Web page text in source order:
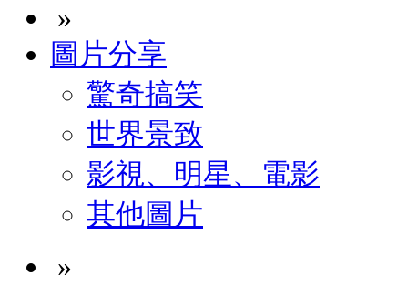
»
圖片分享
驚奇搞笑
世界景致
影視、明星、電影
其他圖片
»